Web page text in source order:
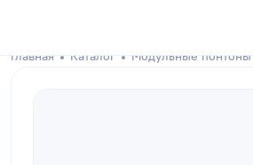
Главная Каталог Модульные понтоны